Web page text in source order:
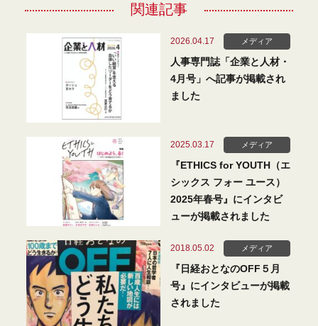
関連記事
2026.04.17 メディア
人事専門誌「企業と人材・
4月号」へ記事が掲載され
ました
2025.03.17 メディア
『ETHICS for YOUTH（エ
シックス フォー ユース）
2025年春号』にインタビ
ューが掲載されました
2018.05.02 メディア
『日経おとなのOFF５月
号』にインタビューが掲載
されました